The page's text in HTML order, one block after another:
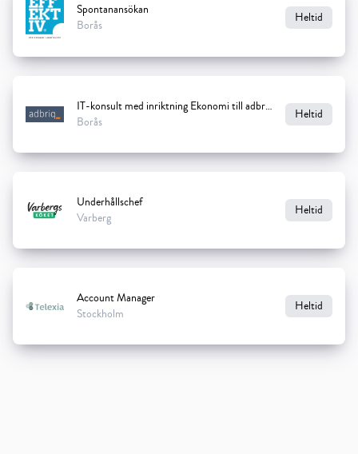
Spontanansökan
Borås
Heltid
IT-konsult med inriktning Ekonomi till adbriq
Borås
Heltid
Underhållschef
Varberg
Heltid
Account Manager
Stockholm
Heltid